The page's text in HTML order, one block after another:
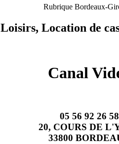
Rubrique Bordeaux-
Loisirs, Location de
Canal
05 56 92 26 58
20, COURS DE
33800